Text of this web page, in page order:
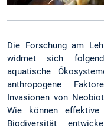
Die Forschung am
widmet sich
aquatische
anthropogene
Invasionen von
Wie können effektive
Biodiversität